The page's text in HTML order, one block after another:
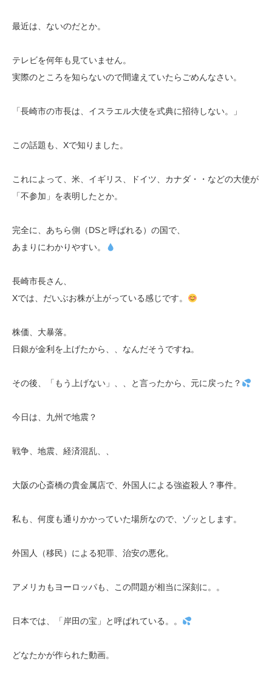
最近は、ないのだとか。
テレビを何年も見ていません。
実際のところを知らないので間違えていたらごめんなさい。
「長崎市の市長は、イスラエル大使を式典に招待しない。」
この話題も、Xで知りました。
これによって、米、イギリス、ドイツ、カナダ・・などの大使が
「不参加」を表明したとか。
完全に、あちら側（DSと呼ばれる）の国で、
あまりにわかりやすい。
長崎市長さん、
Xでは、だいぶお株が上がっている感じです。
株価、大暴落。
日銀が金利を上げたから、、なんだそうですね。
その後、「もう上げない」、、と言ったから、元に戻った？
今日は、九州で地震？
戦争、地震、経済混乱、、
大阪の心斎橋の貴金属店で、外国人による強盗殺人？事件。
私も、何度も通りかかっていた場所なので、ゾッとします。
外国人（移民）による犯罪、治安の悪化。
アメリカもヨーロッパも、この問題が相当に深刻に。。
日本では、「岸田の宝」と呼ばれている。。
どなたかが作られた動画。